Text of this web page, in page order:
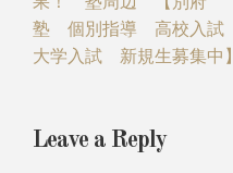
塾 個別指導 高校入試
大学入試 新規生募集中】
Leave a Reply